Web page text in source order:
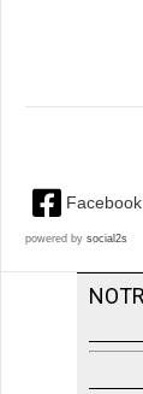
Facebook
powered by social2s